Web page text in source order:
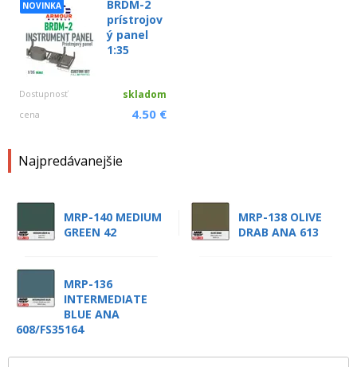
NOVINKA
BRDM-2
prístrojov
ý panel
1:35
Dostupnosť skladom
cena 4.50 €
Najpredávanejšie
MRP-140 MEDIUM
GREEN 42
MRP-138 OLIVE
DRAB ANA 613
MRP-136
INTERMEDIATE
BLUE ANA
608/FS35164